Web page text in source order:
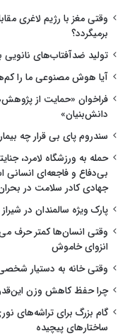
وقتی مغز با رژیم لاغری
برمیگردد؟
تولید ضدآفتاب‌های نانویی
آیا هوش مصنوعی ما را
فراخوان «حمایت از
دانش‌بنیان»
سندروم پای بی قرار چه
حمله به ورزشگاه لامرد،
بی‌دفاع و فاجعه‌ای
جهادی کادر سلامت در
پارک ویژه سالمندان در
وقتی انسان‌ها کمتر حرف
انزوای خاموش
وقتی خانه به دستیار
چرا حفظ کاهش وزن
گام بزرگ برای تراشه‌های
ساختارهای پیچیده